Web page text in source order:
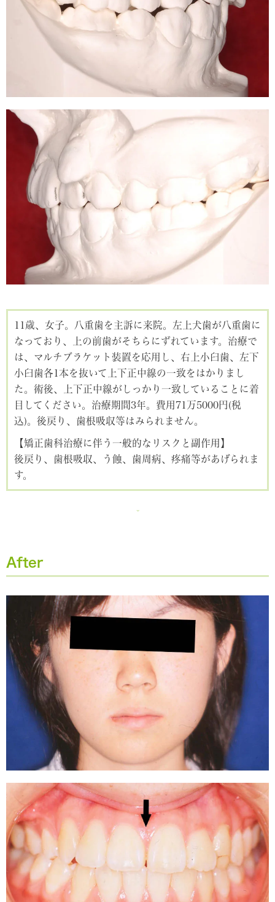
11歳、女子。八重歯を主訴に来院。左上犬歯が八重歯に
なっており、上の前歯がそちらにずれています。治療で
は、マルチブラケット装置を応用し、右上小臼歯、左下
小臼歯各1本を抜いて上下正中線の一致をはかりまし
た。術後、上下正中線がしっかり一致していることに着
目してください。治療期間3年。費用71万5000円(税
込)。後戻り、歯根吸収等はみられません。
【矯正歯科治療に伴う一般的なリスクと副作用】
後戻り、歯根吸収、う蝕、歯周病、疼痛等があげられま
す。
After